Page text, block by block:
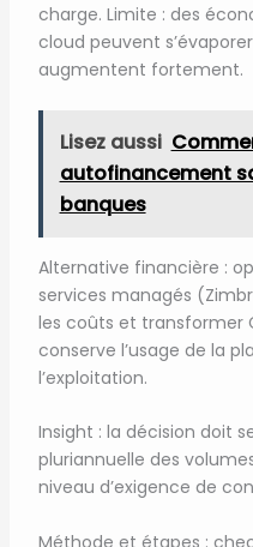
charge. Limite : des
cloud peuvent
augmentent fortement.
Lisez aussi
autofinancement
banques
Alternative financière :
services managés
les coûts et transformer
conserve l’usage de la
l’exploitation.
Insight : la décision doit
pluriannuelle des
niveau d’exigence de
Méthode et étapes :